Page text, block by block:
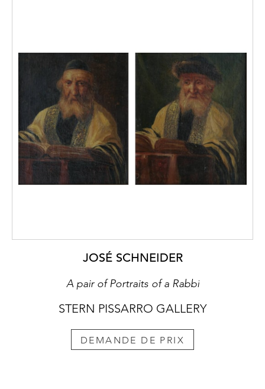
JOSÉ SCHNEIDER
A pair of Portraits of a Rabbi
STERN PISSARRO GALLERY
DEMANDE DE PRIX